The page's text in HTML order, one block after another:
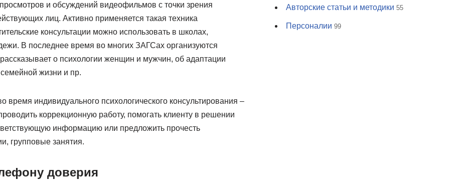
и обсуждений видеофильмов с точки зрения
лиц. Активно применяется такая техника
консультации можно использовать в школах,
В последнее время во многих ЗАГСах организуются
о психологии женщин и мужчин, об адаптации
жизни и пр.
время индивидуального психологического консультирования –
коррекционную работу, помогать клиенту в решении
информацию или предложить прочесть
групповые занятия.
доверия
Авторские статьи и методики 55
Персоналии 99